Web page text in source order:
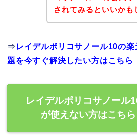
されてみるといいかも
⇒ レイデルポリコサノール10の楽
題を今すぐ解決したい方はこちら
レイデルポリコサノール
が使えない方はこち